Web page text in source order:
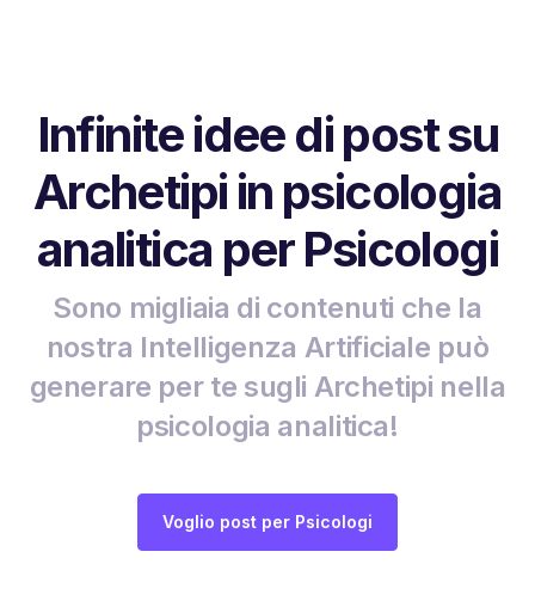
Infinite idee di post su
Archetipi in psicologia
analitica per Psicologi
Sono migliaia di contenuti che la
nostra Intelligenza Artificiale può
generare per te sugli Archetipi nella
psicologia analitica!
Voglio post per Psicologi